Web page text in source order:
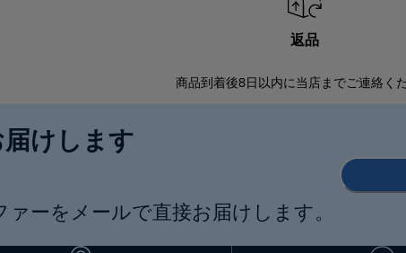
返品
商品到着後8日以内に当店までご連絡く
けします
ーをメールで直接お届けします。